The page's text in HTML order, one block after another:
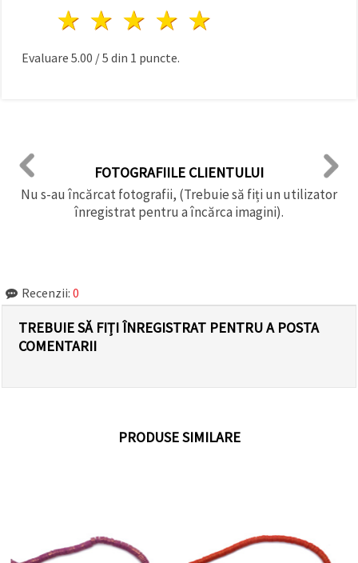
4 stele
3 stele
2 stele
1 stea
Evaluare 5.00 /5 din 1 puncte.
FOTOGRAFIILE CLIENTULUI
Nu s-au încărcat fotografii, (Trebuie să fiți un utilizator
înregistrat pentru a încărca imagini).
Recenzii: 0
TREBUIE SĂ FIȚI ÎNREGISTRAT PENTRU A POSTA
COMENTARII
PRODUSE SIMILARE